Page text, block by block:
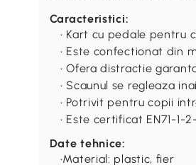
Caracteristici:
• Kart cu pedale pentru
• Este confectionat din
• Ofera distractie
• Scaunul se regleaza
• Potrivit pentru copii
• Este certificat EN71-1-
Date tehnice:
•Material: plastic, fier